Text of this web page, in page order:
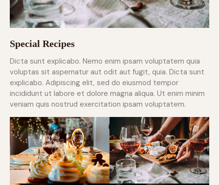
Special Recipes
Dicta sunt explicabo. Nemo enim ipsam voluptatem quia
voluptas sit aspernatur aut odit aut fugit, quia. Dicta sunt
explicabo. Adipiscing elit, sed do eiusmod tempor
incididunt ut labore et dolore magna aliqua. Ut enim minim
veniam quis nostrud exercitation ipsam voluptatem.